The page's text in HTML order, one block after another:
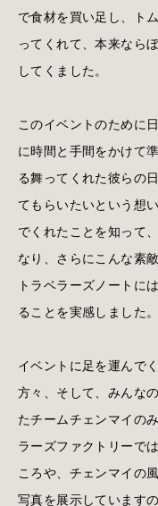
で食材を買い足し、ト
ってくれて、本来なら
してくました。
このイベントのために
に時間と手間をかけて
る舞ってくれた彼らの
てもらいたいという想
でくれたことを知って
なり、さらにこんな素
トラベラーズノートに
ることを実感しました。
イベントに足を運んで
方々、そして、みんな
たチームチェンマイの
ラーズファクトリーで
ころや、チェンマイの
写真を展示しています